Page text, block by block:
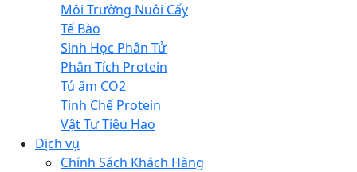
Môi Trường Nuôi Cấy
Tế Bào
Sinh Học Phân Tử
Phân Tích Protein
Tủ ấm CO2
Tinh Chế Protein
Vật Tư Tiêu Hao
Dịch vụ
Chính Sách Khách Hàng